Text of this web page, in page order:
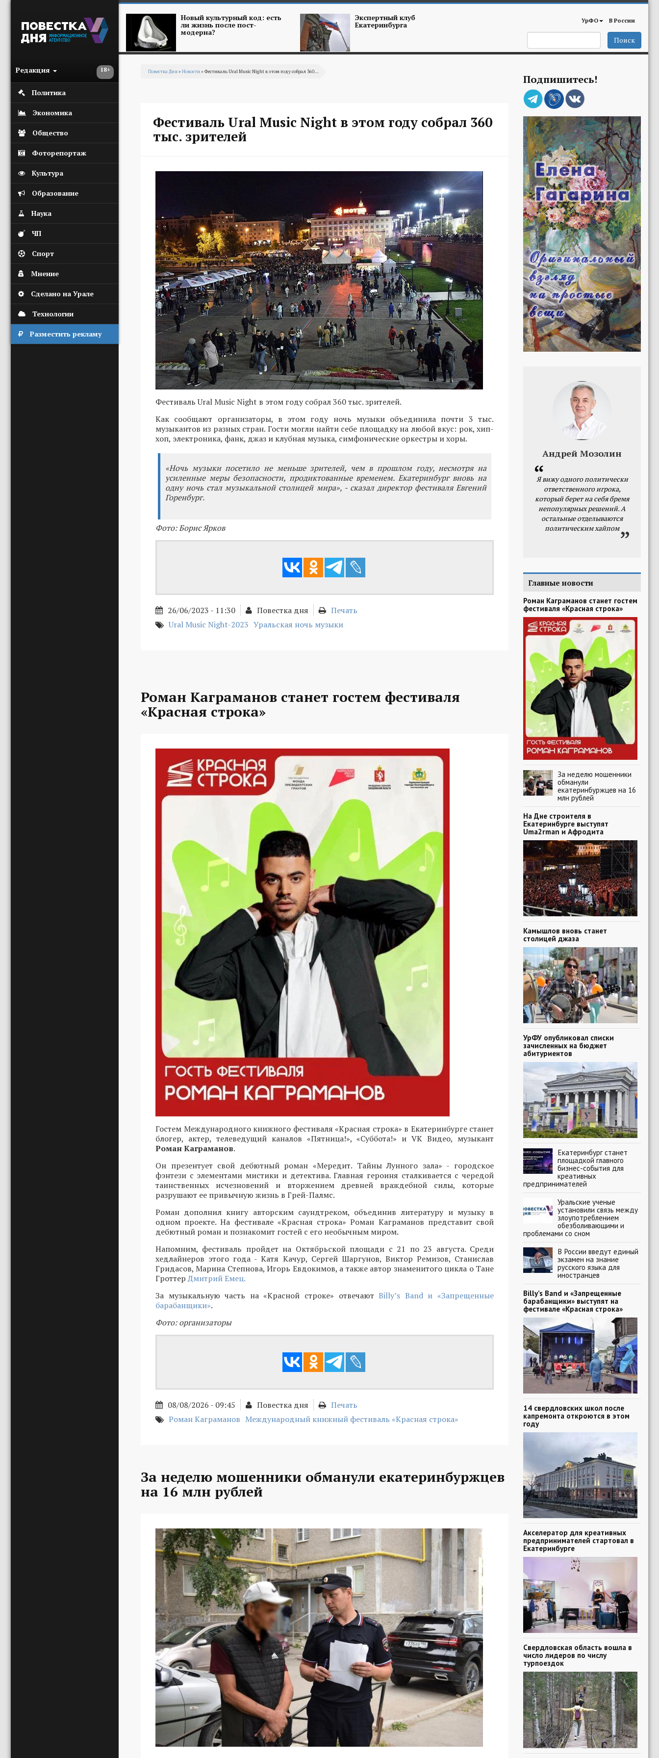
18+
Редакция
Политика
Экономика
Общество
Фоторепортаж
Культура
Образование
Наука
ЧП
Спорт
Мнение
Сделано на Урале
Технологии
Разместить рекламу
Новый культурный код: есть
ли жизнь после пост-
модерна?
Экспертный клуб
Екатеринбурга УрФО В России
Поиск
Повестка Дня» Новости» Фестиваль Ural Music Night в этом году собрал 360...
Фестиваль Ural Music Night в этом году собрал 360
тыс. зрителей
Фестиваль Ural Music Night в этом году собрал 360 тыс. зрителей.
Как сообщают организаторы, в этом году ночь музыки объединила почти 3 тыс.
музыкантов из разных стран. Гости могли найти себе площадку на любой вкус: рок, хип-
хоп, электроника, фанк, джаз и клубная музыка, симфонические оркестры и хоры.
«Ночь музыки посетило не меньше зрителей, чем в прошлом году, несмотря на
усиленные меры безопасности, продиктованные временем. Екатеринбург вновь на
одну ночь стал музыкальной столицей мира», - сказал директор фестиваля Евгений
Горенбург.
Фото: Борис Ярков
26/06/2023 - 11:30 Повестка дня
Печать
Ural Music Night-2023 Уральская ночь музыки
Роман Каграманов станет гостем фестиваля
«Красная строка»
Гостем Международного книжного фестиваля «Красная строка» в Екатеринбурге станет
блогер, актер, телеведущий каналов «Пятница!», «Суббота!» и VK Видео, музыкант
Роман Каграманов.
Он презентует свой дебютный роман «Мередит. Тайны Лунного зала» - городское
фэнтези с элементами мистики и детектива. Главная героиня сталкивается с чередой
таинственных исчезновений и вторжением древней враждебной силы, которые
разрушают ее привычную жизнь в Грей-Палмс.
Роман дополнил книгу авторским саундтреком, объединив литературу и музыку в
одном проекте. На фестивале «Красная строка» Роман Каграманов представит свой
дебютный роман и познакомит гостей с его необычным миром.
Напомним, фестиваль пройдет на Октябрьской площади с 21 по 23 августа. Среди
хедлайнеров этого года - Катя Качур, Сергей Шаргунов, Виктор Ремизов, Станислав
Гридасов, Марина Степнова, Игорь Евдокимов, а также автор знаменитого цикла о Тане
ГроттерДмитрий Емец.
За музыкальную часть на «Красной строке» отвечаютBilly’s Band и «Запрещенные
барабанщики».
Фото: организаторы
08/08/2026 - 09:45 Повестка дня
Печать
Роман Каграманов Международный книжный фестиваль «Красная строка»
За неделю мошенники обманули екатеринбуржцев
на 16 млн рублей
Подпишитесь!
Андрей Мозолин
Я вижу одного политически
ответственного игрока,
который берет на себя бремя
непопулярных решений. А
остальные отделываются
политическим хайпом
Главные новости
Роман Каграманов станет гостем
фестиваля «Красная строка»
За неделю мошенники
обманули
екатеринбуржцев на 16
млн рублей
На Дне строителя в
Екатеринбурге выступят
Uma2rman и Афродита
Камышлов вновь станет
столицей джаза
УрФУ опубликовал списки
зачисленных на бюджет
абитуриентов
Екатеринбург станет
площадкой главного
бизнес-события для
креативных
предпринимателей
Уральские ученые
установили связь между
злоупотреблением
обезболивающими и
проблемами со сном
В России введут единый
экзамен на знание
русского языка для
иностранцев
Billy’s Band и «Запрещенные
барабанщики» выступят на
фестивале «Красная строка»
14 свердловских школ после
капремонта откроются в этом
году
Акселератор для креативных
предпринимателей стартовал в
Екатеринбурге
Свердловская область вошла в
число лидеров по числу
турпоездок